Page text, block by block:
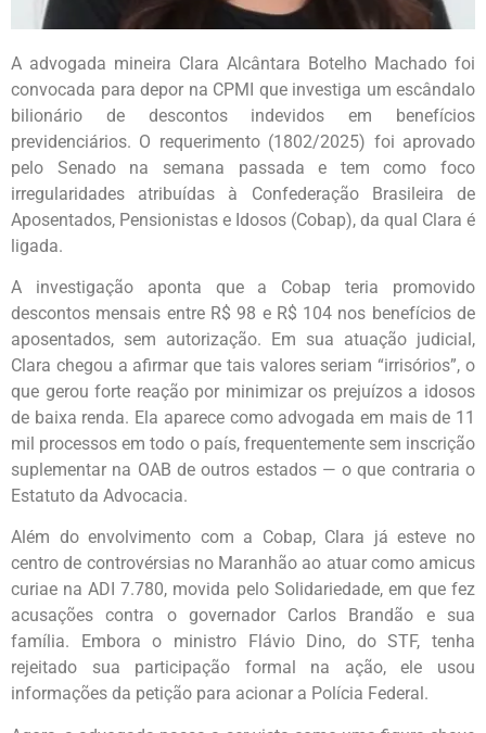
A advogada mineira Clara Alcântara Botelho Machado foi
convocada para depor na CPMI que investiga um escândalo
bilionário de descontos indevidos em benefícios
previdenciários. O requerimento (1802/2025) foi aprovado
pelo Senado na semana passada e tem como foco
irregularidades atribuídas à Confederação Brasileira de
Aposentados, Pensionistas e Idosos (Cobap), da qual Clara é
ligada.
A investigação aponta que a Cobap teria promovido
descontos mensais entre R$ 98 e R$ 104 nos benefícios de
aposentados, sem autorização. Em sua atuação judicial,
Clara chegou a afirmar que tais valores seriam “irrisórios”, o
que gerou forte reação por minimizar os prejuízos a idosos
de baixa renda. Ela aparece como advogada em mais de 11
mil processos em todo o país, frequentemente sem inscrição
suplementar na OAB de outros estados — o que contraria o
Estatuto da Advocacia.
Além do envolvimento com a Cobap, Clara já esteve no
centro de controvérsias no Maranhão ao atuar como amicus
curiae na ADI 7.780, movida pelo Solidariedade, em que fez
acusações contra o governador Carlos Brandão e sua
família. Embora o ministro Flávio Dino, do STF, tenha
rejeitado sua participação formal na ação, ele usou
informações da petição para acionar a Polícia Federal.